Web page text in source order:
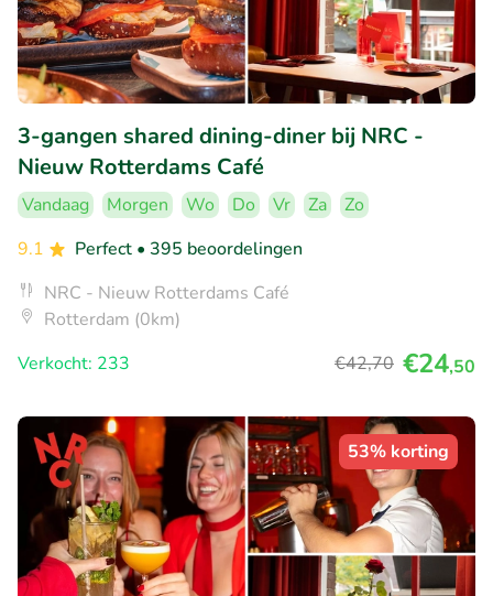
3-gangen shared dining-diner bij NRC -
Nieuw Rotterdams Café
Vandaag Morgen Wo Do Vr Za
Zo
9.1
Perfect • 395 beoordelingen
NRC - Nieuw Rotterdams Café
Rotterdam (0km)
Verkocht: 233
€42,70 €24,50
53% korting